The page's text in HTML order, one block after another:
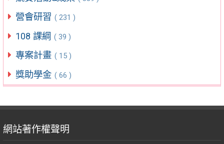
營會研習 ( 231 )
108 課綱 ( 39 )
專案計畫 ( 15 )
獎助學金 ( 66 )
網站著作權聲明